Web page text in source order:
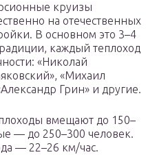
круизы
на отечественных
В основном это 3–4
каждый теплоход
«Николай
«Михаил
Грин» и другие.
вмещают до 150–
— до 250–300 человек.
— 22–26 км/час.